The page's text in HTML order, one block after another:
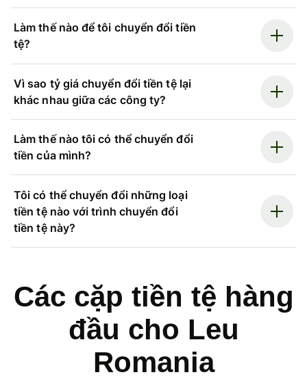
Làm thế nào để tôi chuyển đổi tiền
tệ?
Vì sao tỷ giá chuyển đổi tiền tệ lại
khác nhau giữa các công ty?
Làm thế nào tôi có thể chuyển đổi
tiền của mình?
Tôi có thể chuyển đổi những loại
tiền tệ nào với trình chuyển đổi
tiền tệ này?
Các cặp tiền tệ hàng
đầu cho Leu
Romania